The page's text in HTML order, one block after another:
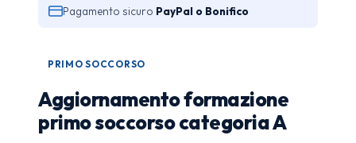
Pagamento sicuro PayPal o Bonifico
PRIMO SOCCORSO
Aggiornamento formazione
primo soccorso categoria A